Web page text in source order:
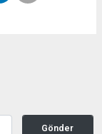
Gönder